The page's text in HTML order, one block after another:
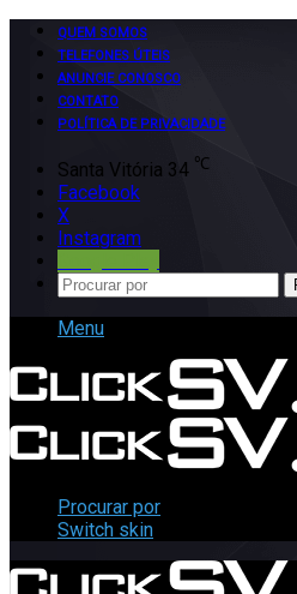
QUEM SOMOS
TELEFONES ÚTEIS
ANUNCIE CONOSCO
CONTATO
POLÍTICA DE PRIVACIDADE
Santa Vitória 34 ℃
Facebook
X
Instagram
Menu
Procurar por
Switch skin